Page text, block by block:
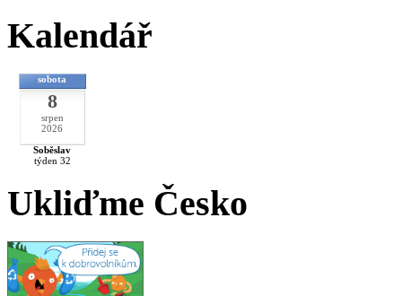
Kalendář
sobota
8
srpen
2026
Soběslav
týden 32
Ukliďme Česko